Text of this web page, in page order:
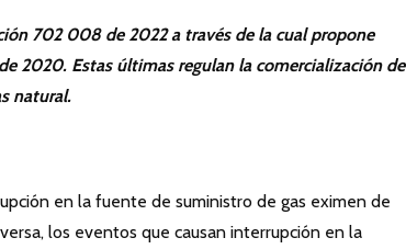
702 008 de 2022 a través de la cual propone
2020. Estas últimas regulan la comercialización de
natural.
en la fuente de suministro de gas eximen de
los eventos que causan interrupción en la